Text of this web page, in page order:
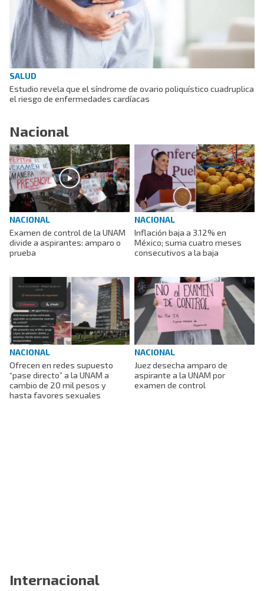
SALUD
Estudio revela que el síndrome de ovario poliquístico cuadruplica
el riesgo de enfermedades cardíacas
Nacional
NACIONAL
Examen de control de la UNAM
divide a aspirantes: amparo o
prueba
NACIONAL
Inflación baja a 3.12% en
México; suma cuatro meses
consecutivos a la baja
NACIONAL
Ofrecen en redes supuesto
“pase directo” a la UNAM a
cambio de 20 mil pesos y
hasta favores sexuales
NACIONAL
Juez desecha amparo de
aspirante a la UNAM por
examen de control
Internacional